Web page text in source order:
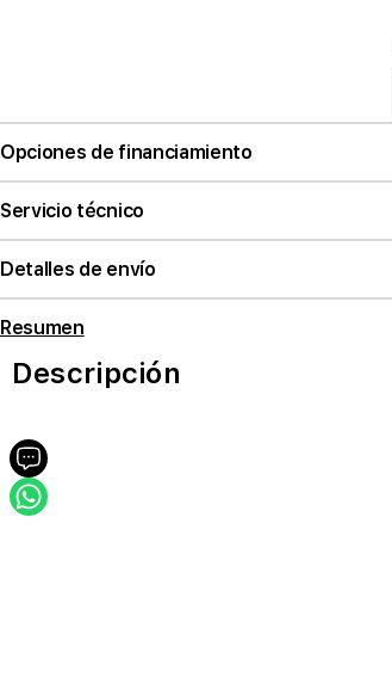
Opciones de financiamiento
Servicio técnico
Detalles de envío
Resumen
Descripción